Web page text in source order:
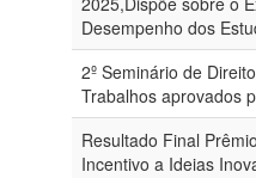
Desempenho dos
2º Seminário de
Trabalhos aprovados
Resultado Final
Incentivo a Ideias